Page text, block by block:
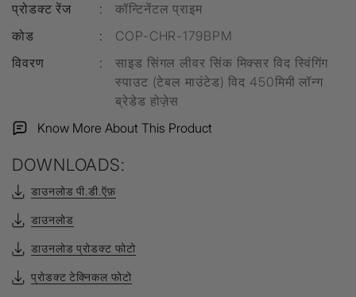
प्रोडक्ट रेंज :
कॉन्टिनेंटल प्राइम
कोड
:
COP-CHR-179BPM
विवरण
:
साइड सिंगल लीवर सिंक मिक्सर विद स्विंगिंग
स्पाउट (टेबल माउंटेड) विद 450मिमी लॉन्ग
ब्रेडेड होज़ेस
Know More About This Product
DOWNLOADS:
डाउनलोड पी.डी.ऍफ़
डाउनलोड
डाउनलोड प्रोडक्ट फोटो
प्रोडक्ट टेक्निकल फोटो